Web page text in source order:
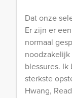
Dat onze
Er zijn er
normaal
blessures.
sterkste
Hwang,